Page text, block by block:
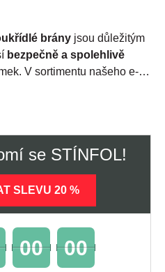
brány jsou důležitým
bezpečně a spolehlivě
V sortimentu našeho e-
a bránydodáváme ve
a barevných odstínech,
vytvářejí harmonický a
se STÍNFOL!
SLEVU 20 %
00 00